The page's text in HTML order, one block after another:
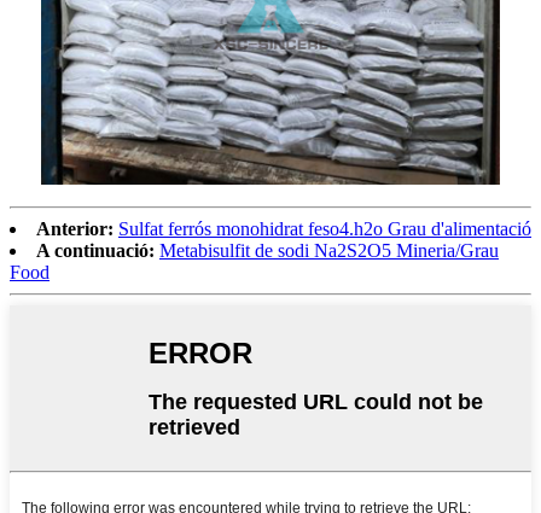
Anterior: Sulfat ferrós monohidrat feso4.h2o Grau d'alimentació
A continuació: Metabisulfit de sodi Na2S2O5 Mineria/Grau
Food